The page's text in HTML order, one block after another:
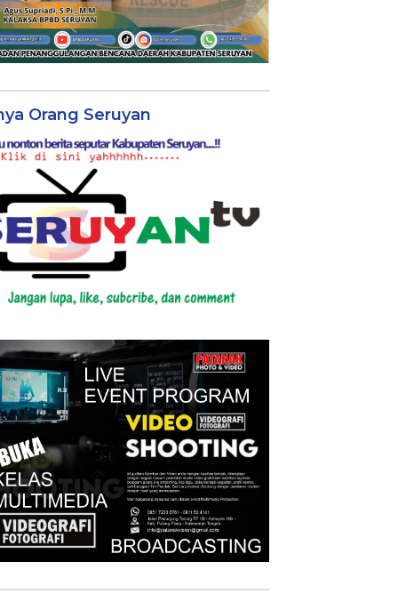
Orang Seruyan